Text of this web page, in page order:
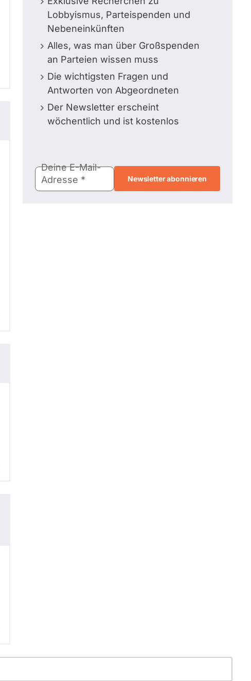
Lobbyismus, Parteispenden und
Nebeneinkünften
Alles, was man über Großspenden
an Parteien wissen muss
Die wichtigsten Fragen und
Antworten von Abgeordneten
Der Newsletter erscheint
wöchentlich und ist kostenlos
Mail-
Adresse
Deine E-Mail-
Adresse